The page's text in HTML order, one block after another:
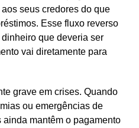
seus credores do que
Esse fluxo reverso
que deveria ser
vai diretamente para
grave em crises. Quando
ou emergências de
mantêm o pagamento